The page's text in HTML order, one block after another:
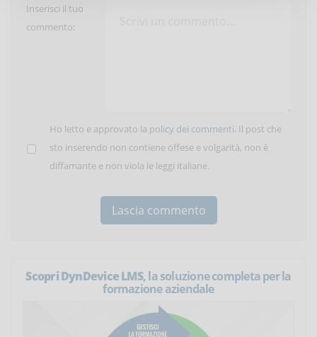
Inserisci il tuo
commento:
Ho letto e approvato la policy dei commenti. Il post che
sto inserendo non contiene offese e volgarità, non è
diffamante e non viola le leggi italiane.
Scopri DynDevice LMS, la soluzione completa per la
formazione aziendale